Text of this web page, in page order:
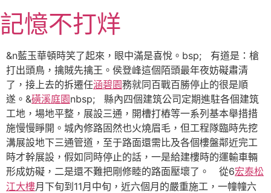
至
主
要
內
容
記憶不打烊
&n藍玉華頓時笑了起來，眼中滿是喜悅。bsp; 有道是：槍
打出頭鳥，擒賊先擒王。侯登峰這個陌頭最年夜妨礙肅清
了，接上去的拆遷任涵碧園務就同百戰百勝停止的很是順
遂。&磺溪庭園nbsp; 縣內四個建筑公司定期進駐各個建筑
工地，場地平整，展設三通，開槽打樁等一系列基本舉措措
施慢慢睜開。城內修路固然也火燒眉毛，但工程隊臨時先挖
溝展設地下三通管道，至于路面還需比及各個樓盤鄰近完工
時才幹展設，假如同時停止的話，一是給建樓時的運輸車輛
形成妨礙，二是還不難把剛修睦的路面壓壞了。
從6宏泰松
江大樓月下旬到11月中旬，近六個月的嚴重施工，一幢幢六